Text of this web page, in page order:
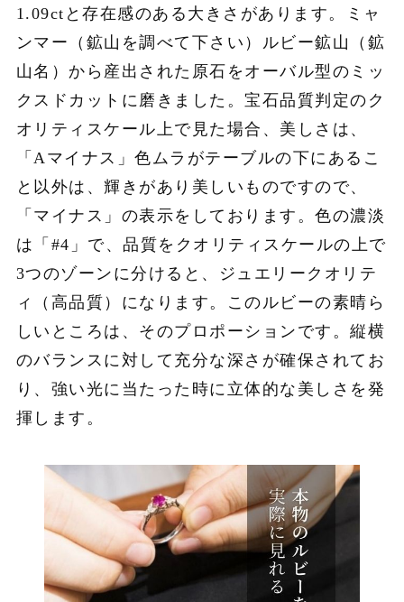
1.09ctと存在感のある大きさがあります。ミャ
ンマー（鉱山を調べて下さい）ルビー鉱山（鉱
山名）から産出された原石をオーバル型のミッ
クスドカットに磨きました。宝石品質判定のク
オリティスケール上で見た場合、美しさは、
「Aマイナス」色ムラがテーブルの下にあるこ
と以外は、輝きがあり美しいものですので、
「マイナス」の表示をしております。色の濃淡
は「#4」で、品質をクオリティスケールの上で
3つのゾーンに分けると、ジュエリークオリテ
ィ（高品質）になります。このルビーの素晴ら
しいところは、そのプロポーションです。縦横
のバランスに対して充分な深さが確保されてお
り、強い光に当たった時に立体的な美しさを発
揮します。